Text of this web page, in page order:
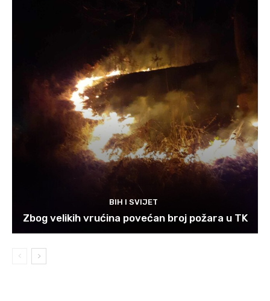
BIH I SVIJET
Zbog velikih vrućina povećan broj požara u TK